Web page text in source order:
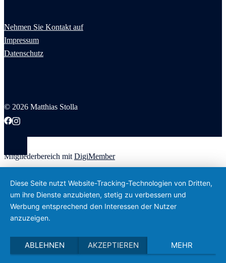
Nehmen Sie Kontakt auf
Impressum
Datenschutz
© 2026 Matthias Stolla
Mitgliederbereich mit DigiMember
Diese Seite nutzt Website-Tracking-Technologien von Dritten,
um ihre Dienste anzubieten, stetig zu verbessern und
Werbung entsprechend den Interessen der Nutzer
anzuzeigen.
ABLEHNEN AKZEPTIEREN MEHR